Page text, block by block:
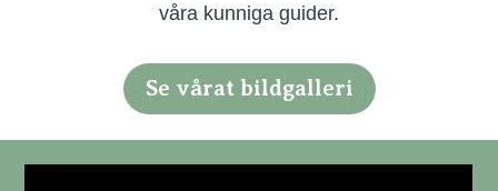
våra kunniga guider.
Se vårat bildgalleri